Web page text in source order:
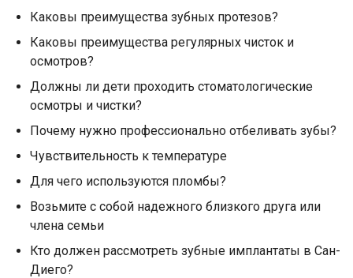
Каковы преимущества зубных протезов?
Каковы преимущества регулярных чисток и
осмотров?
Должны ли дети проходить стоматологические
осмотры и чистки?
Почему нужно профессионально отбеливать зубы?
Чувствительность к температуре
Для чего используются пломбы?
Возьмите с собой надежного близкого друга или
члена семьи
Кто должен рассмотреть зубные имплантаты в Сан-
Диего?